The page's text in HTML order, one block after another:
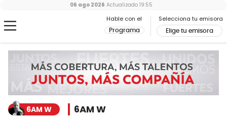
Hable con el
Programa
Selecciona tu emisora
Elige tu emisora
06 ago 2026 Actualizado 19:55
6AM W 6AM W